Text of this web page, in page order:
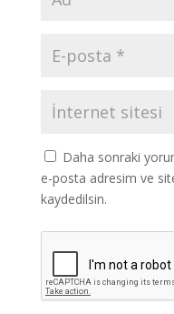
Daha sonraki
e-posta adresim ve
kaydedilsin.